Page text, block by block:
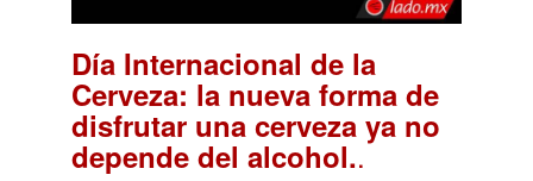
Día Internacional de la
Cerveza: la nueva forma de
disfrutar una cerveza ya no
depende del alcohol..